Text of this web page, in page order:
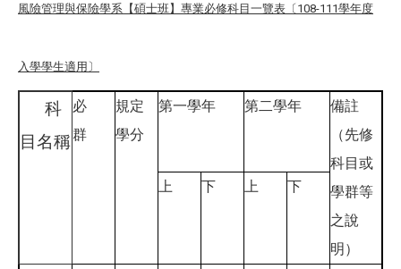
風險管理與保險學系【碩士班】專業必修科目一覽表〔108-111學年度
入學學生適用〕
科
目名稱
必
群
規定
學分
第一學年 第二學年
備註
（先修
科目或
學群等
之說
明）
上 下 上 下